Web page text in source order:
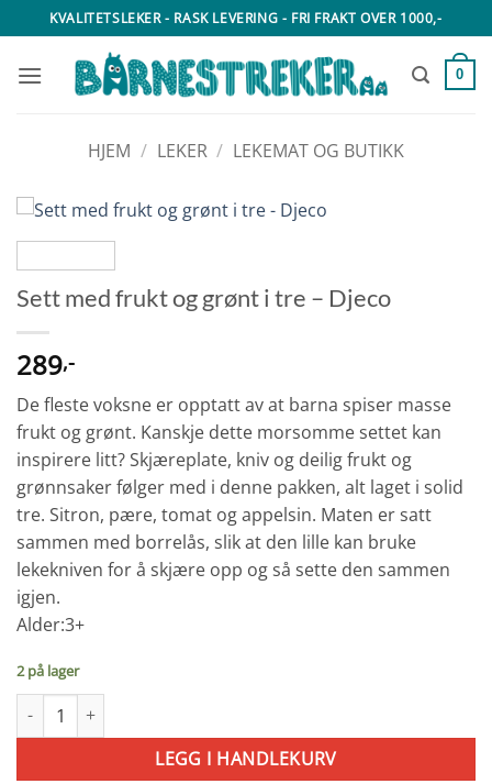
to
content
KVALITETSLEKER - RASK LEVERING - FRI FRAKT OVER 1000,-
0
HJEM / LEKER / LEKEMAT OG BUTIKK
Sett med frukt og grønt i tre – Djeco
289,-
De fleste voksne er opptatt av at barna spiser masse
frukt og grønt. Kanskje dette morsomme settet kan
inspirere litt? Skjæreplate, kniv og deilig frukt og
grønnsaker følger med i denne pakken, alt laget i solid
tre. Sitron, pære, tomat og appelsin. Maten er satt
sammen med borrelås, slik at den lille kan bruke
lekekniven for å skjære opp og så sette den sammen
igjen.
Alder:3+
2 på lager
Sett med frukt og grønt i tre - Djeco antall
LEGG I HANDLEKURV